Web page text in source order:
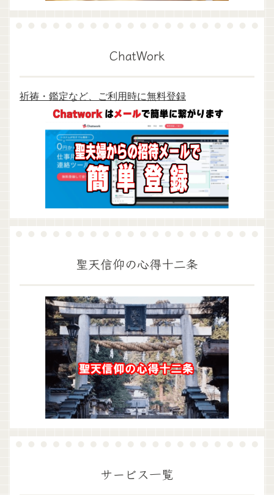
ChatWork
祈祷・鑑定など、ご利用時に無料登録
聖天信仰の心得十二条
サービス一覧